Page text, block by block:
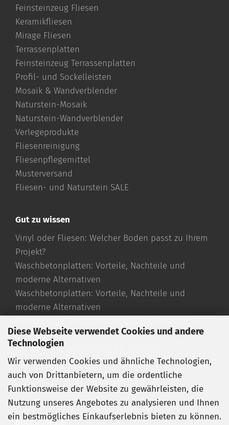
Diese Webseite verwendet Cookies und andere
Technologien
Wir verwenden Cookies und ähnliche Technologien,
auch von Drittanbietern, um die ordentliche
Funktionsweise der Website zu gewährleisten, die
Nutzung unseres Angebotes zu analysieren und Ihnen
ein bestmögliches Einkaufserlebnis bieten zu können.
Feinsteinzeug Fliesen
Keramikfliesen
Mirage Fliesen
Terrassenplatten
Feinsteinzeug Terrassenplatten
Profil- und Sockelleisten
Mosaik & Wandverblender
Naturstein-Mosaik
Naturstein-Wandverblender
Verlegeprodukte
Fliesenreinigung
Fliesenpflegemittel
Musterversand
Fliesen- und Naturstein SALE
Gut zu wissen
Vinyl oder Fliesen: Welcher Boden passt zu Ihrem
Projekt?
Waschbetonplatten: Vorteile, Nachteile und
moderne Alternativen
Waschbetonplatten: Vorteile, Nachteile und
moderne Alternativen
hochwertig und langlebig
Der perfekte Bodenbelag für stilvolle
Außenbereiche
Travertin Fliesen richtig verlegen
Travertin reinigen und pflegen
Travertin römischer Verband
Social Media